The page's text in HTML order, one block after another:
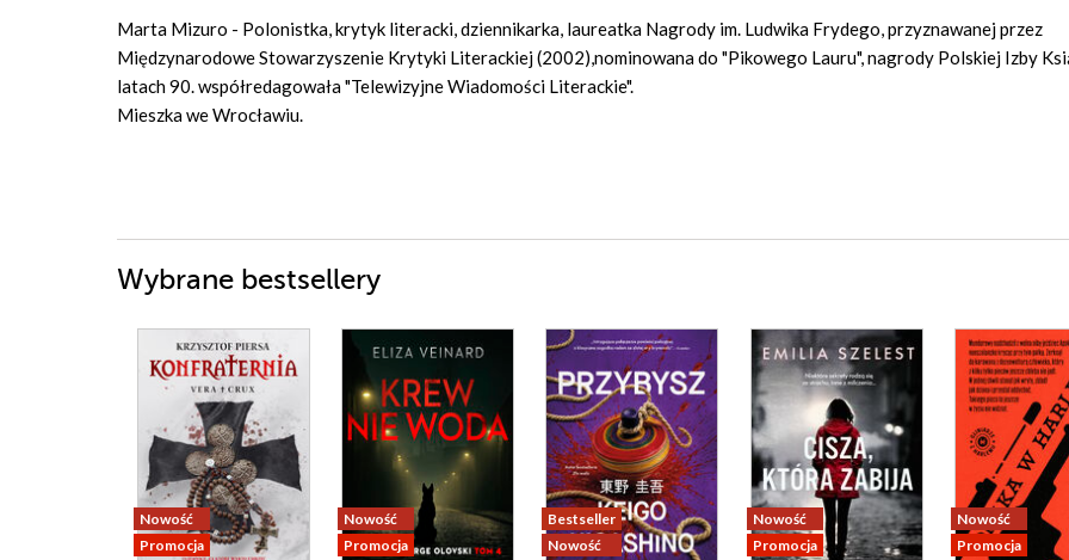
Marta Mizuro - Polonistka, krytyk literacki, dziennikarka, laureatka Nagrody im. Ludwika Frydego, przyznawanej przez
Międzynarodowe Stowarzyszenie Krytyki Literackiej (2002),nominowana do "Pikowego Lauru", nagrody Polskiej Izby
latach 90. współredagowała "Telewizyjne Wiadomości Literackie".
Mieszka we Wrocławiu.
Wybrane bestsellery
Nowość
Promocja
Nowość
Promocja
Bestseller
Nowość
Nowość
Promocja
Nowość
Promocja